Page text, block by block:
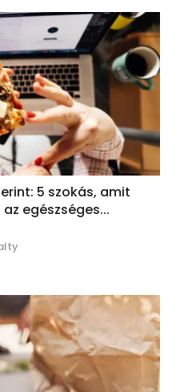
5 szokás, amit
egészséges...